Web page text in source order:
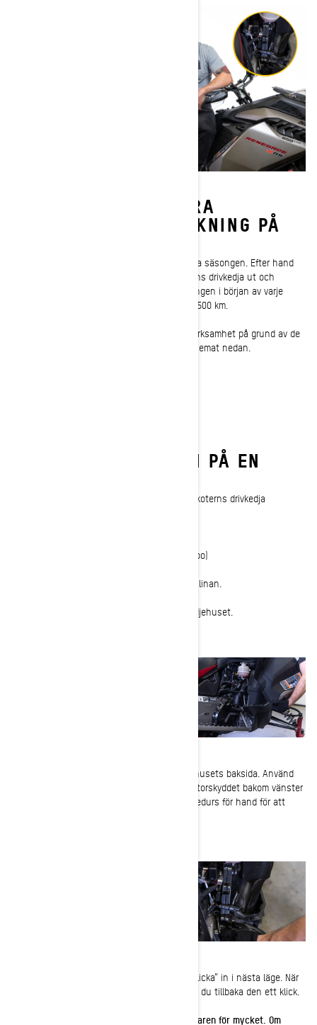
NÄR BÖR JAG JUSTERA
DRIVKEDJANS STRÄCKNING PÅ
Kedjesträckningen bör kontrolleras under hela säsongen. Efter hand
som du kör långa sträckor sträcks snöskoterns drivkedja ut och
behöver justeras. Du bör inspektera sträckningen i början av varje
säsong och därefter varje månad eller varje 1500 km.
Ski-Doo djupsnöskotrar kräver lite mer uppmärksamhet på grund av de
krävande körförhållandena. Följ justeringsschemat nedan.
KEDJESTRÄCKNINGEN PÅ EN
Med dessa snabba steg kan du justera snöskoterns drivkedja
Variatorutvidgarverktyget (medföljer din Ski-Doo)
Parkera snöskotern och ta loss nödstoppslinan.
Ta loss höger sidopanel för att frilägga kedjehuset.
Leta reda på kedjesträckskruven på kedjehusets baksida. Använd
Torxänden av variatorutvidgarverktyget i variatorskyddet bakom vänster
sidopanel och vrid försiktigt sträckskruven medurs för hand för att
När du vrider på sträckskruven känner den ”klicka” in i nästa läge. När
sträckskruven har dragits åt helt för hand för du tillbaka den ett klick.
OBS: Ta inte bort låsnålen. Dra inte åt sträckaren för mycket. Om